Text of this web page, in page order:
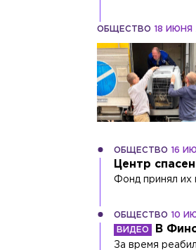
ОБЩЕСТВО 18 ИЮНЯ
ОБЩЕСТВО 16
Центр
Фонд принял их
ОБЩЕСТВО 10
В
За время